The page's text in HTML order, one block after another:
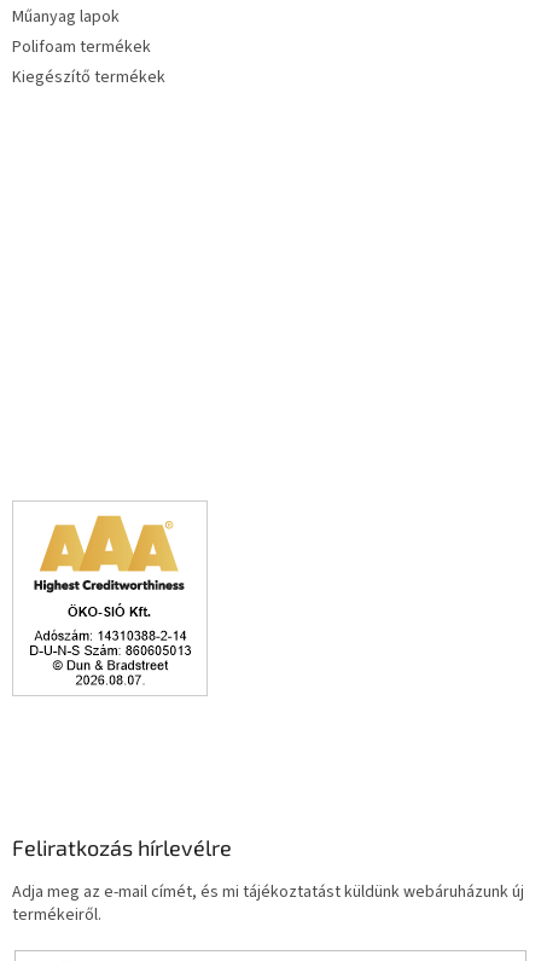
Műanyag lapok
Polifoam termékek
Kiegészítő termékek
Feliratkozás hírlevélre
Adja meg az e-mail címét, és mi tájékoztatást küldünk webáruházunk új
termékeiről.